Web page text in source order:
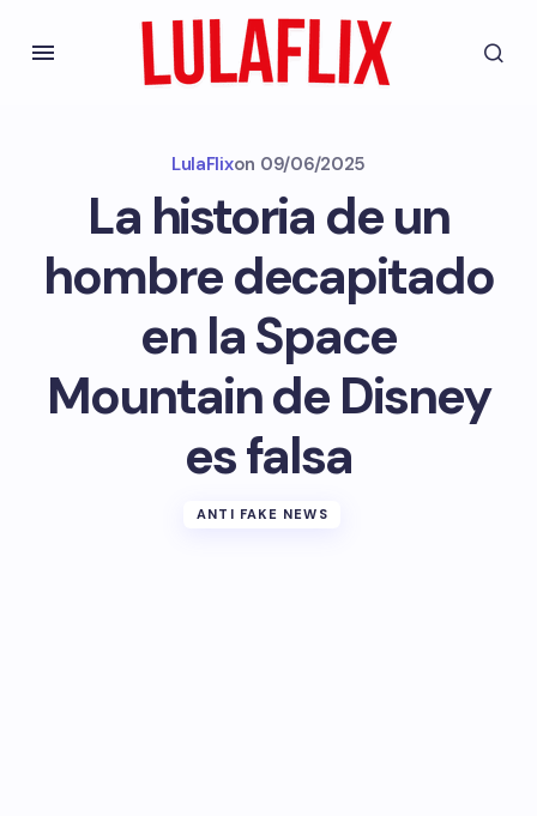
LulaFlixon 09/06/2025
La historia de un
hombre decapitado
en la Space
Mountain de Disney
es falsa
ANTI FAKE NEWS